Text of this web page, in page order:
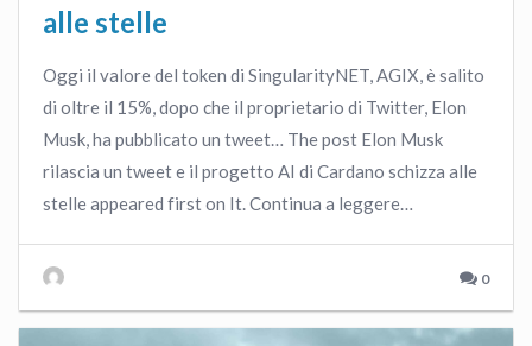
alle stelle
Oggi il valore del token di SingularityNET, AGIX, è salito
di oltre il 15%, dopo che il proprietario di Twitter, Elon
Musk, ha pubblicato un tweet… The post Elon Musk
rilascia un tweet e il progetto AI di Cardano schizza alle
stelle appeared first on It. Continua a leggere…
0